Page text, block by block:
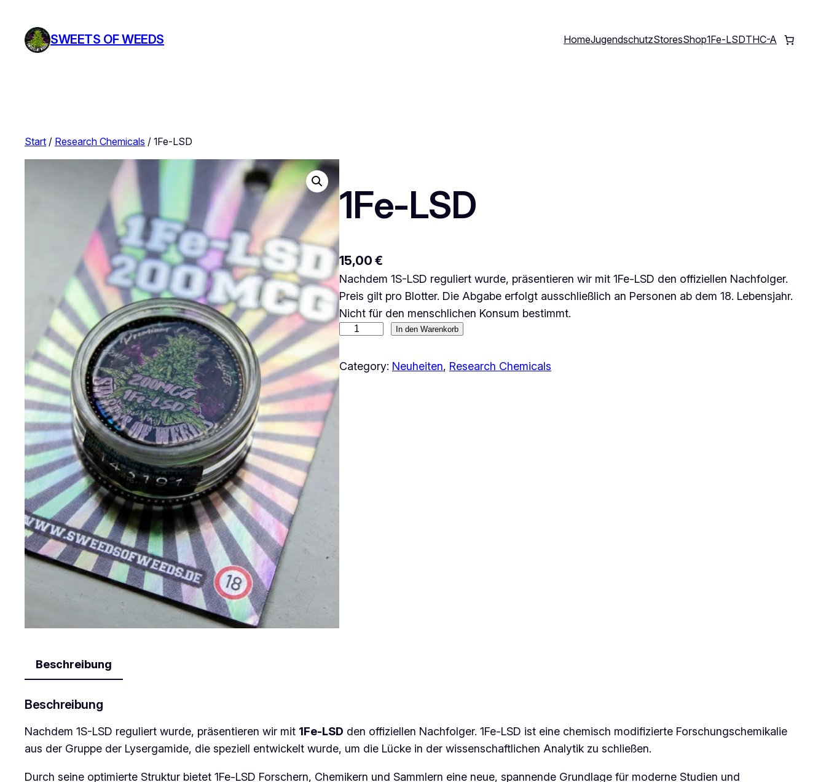
Inhalt
springen
SWEETS OF WEEDS HomeJugendschutzStoresShop1Fe-LSDTHC-A
Start / Research Chemicals / 1Fe-LSD
1Fe-LSD
15,00 €
Nachdem 1S-LSD reguliert wurde, präsentieren wir mit 1Fe-LSD den offiziellen Nachfolger.
Preis gilt pro Blotter. Die Abgabe erfolgt ausschließlich an Personen ab dem 18. Lebensjahr.
Nicht für den menschlichen Konsum bestimmt.
1
F
e
-
In den Warenkorb
Category: Neuheiten, Research Chemicals
Beschreibung
Beschreibung
Nachdem 1S-LSD reguliert wurde, präsentieren wir mit 1Fe-LSD den offiziellen Nachfolger. 1Fe-LSD ist eine chemisch modifizierte Forschungschemikalie
aus der Gruppe der Lysergamide, die speziell entwickelt wurde, um die Lücke in der wissenschaftlichen Analytik zu schließen.
Durch seine optimierte Struktur bietet 1Fe-LSD Forschern, Chemikern und Sammlern eine neue, spannende Grundlage für moderne Studien und